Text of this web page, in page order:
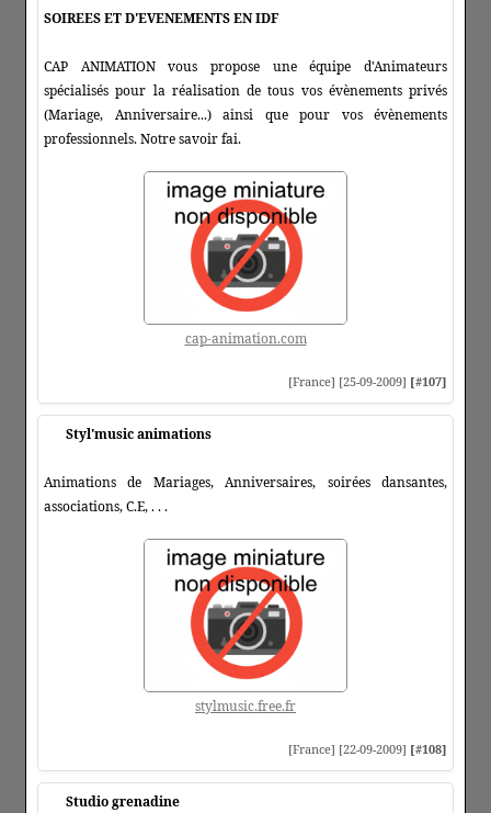
SOIREES ET D'EVENEMENTS EN IDF
CAP ANIMATION vous propose une équipe d'Animateurs
spécialisés pour la réalisation de tous vos évènements privés
(Mariage, Anniversaire...) ainsi que pour vos évènements
professionnels. Notre savoir fai.
cap-animation.com
[France] [25-09-2009] [#107]
Styl'music animations
Animations de Mariages, Anniversaires, soirées dansantes,
associations, C.E, . . .
stylmusic.free.fr
[France] [22-09-2009] [#108]
Studio grenadine